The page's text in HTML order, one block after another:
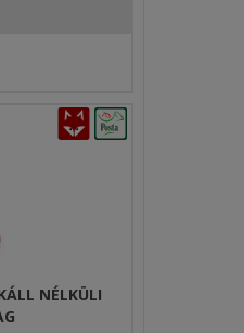
NÉLKÜLI